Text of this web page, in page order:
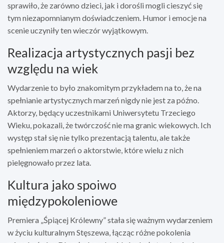
sprawiło, że zarówno dzieci, jak i dorośli mogli cieszyć się
tym niezapomnianym doświadczeniem. Humor i emocje na
scenie uczyniły ten wieczór wyjątkowym.
Realizacja artystycznych pasji bez
względu na wiek
Wydarzenie to było znakomitym przykładem na to, że na
spełnianie artystycznych marzeń nigdy nie jest za późno.
Aktorzy, będący uczestnikami Uniwersytetu Trzeciego
Wieku, pokazali, że twórczość nie ma granic wiekowych. Ich
występ stał się nie tylko prezentacją talentu, ale także
spełnieniem marzeń o aktorstwie, które wielu z nich
pielęgnowało przez lata.
Kultura jako spoiwo
międzypokoleniowe
Premiera „Śpiącej Królewny” stała się ważnym wydarzeniem
w życiu kulturalnym Stęszewa, łącząc różne pokolenia